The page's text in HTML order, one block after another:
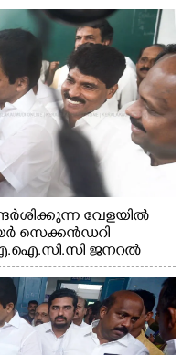
വേളയിൽ
സെക്കൻഡറി
എ.ഐ.സി.സി ജനറൽ
എം.പി കുരുന്നിനെ
എക്സൈസ്
മന്ത്രി ടി. സിദ്ദിഖ്,
എന്നിവർ സമീപം